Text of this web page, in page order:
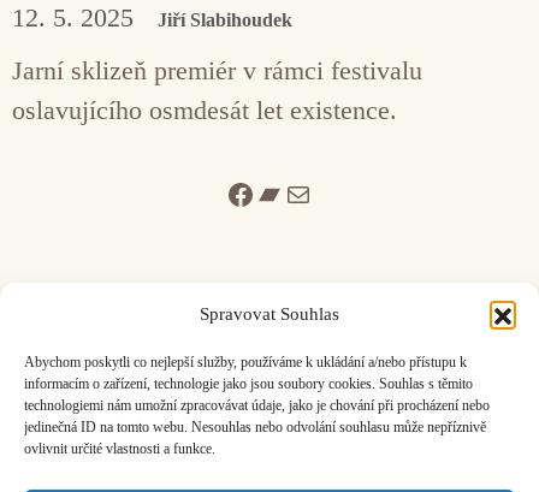
Spravovat Souhlas
Abychom poskytli co nejlepší služby, používáme k ukládání a/nebo přístupu k
informacím o zařízení, technologie jako jsou soubory cookies. Souhlas s těmito
technologiemi nám umožní zpracovávat údaje, jako je chování při procházení nebo
jedinečná ID na tomto webu. Nesouhlas nebo odvolání souhlasu může nepříznivě
ovlivnit určité vlastnosti a funkce.
12. 5. 2025 Jiří Slabihoudek
Jarní sklizeň premiér v rámci festivalu
oslavujícího osmdesát let existence.
Facebook
Bandcamp
Mail
ČASOPIS O JINÉ HUDBĚ | vydáváHudební informační středisko
založeno 2001 | Kontaktujte nás:info@hisvoice.cz
©2026 HISvoice – design a adminAtelier Dokument